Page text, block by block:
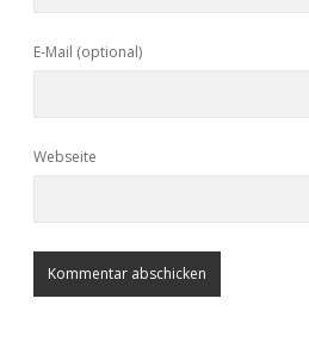
E-Mail (optional)
Webseite